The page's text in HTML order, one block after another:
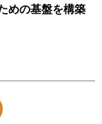
めの基盤を構築